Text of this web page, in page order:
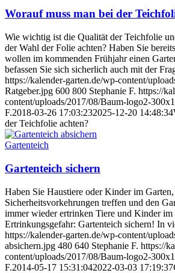
Worauf muss man bei der
Wie wichtig ist die Qualität der Teichfolie
der Wahl der Folie achten? Haben Sie
wollen im kommenden Frühjahr einen
befassen Sie sich sicherlich auch mit der
https://kalender-garten.de/wp-content/
Ratgeber.jpg 600 800 Stephanie F. https://
content/uploads/2017/08/Baum-logo2-
F.2018-03-26 17:03:232025-12-20 14:48:34
der Teichfolie achten?
Gartenteich
Gartenteich sichern
Haben Sie Haustiere oder Kinder im Garten,
Sicherheitsvorkehrungen treffen und den
immer wieder ertrinken Tiere und Kinder im
Ertrinkungsgefahr: Gartenteich sichern! In
https://kalender-garten.de/wp-content/
absichern.jpg 480 640 Stephanie F. https://
content/uploads/2017/08/Baum-logo2-
F.2014-05-17 15:31:042022-03-03 17:19:37